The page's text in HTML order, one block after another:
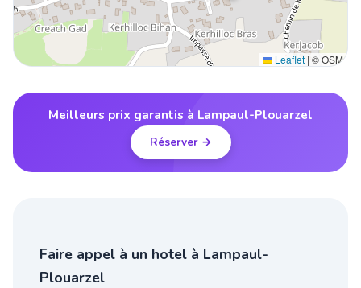
Leaflet | © OSM
Meilleurs prix garantis à Lampaul-Plouarzel
Réserver →
Faire appel à un hotel à Lampaul-
Plouarzel